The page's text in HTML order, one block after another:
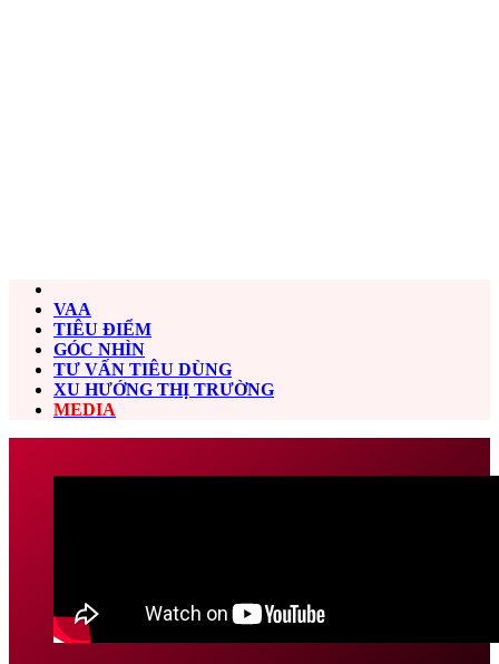
VAA
TIÊU ĐIỂM
GÓC NHÌN
TƯ VẤN TIÊU DÙNG
XU HƯỚNG THỊ TRƯỜNG
MEDIA